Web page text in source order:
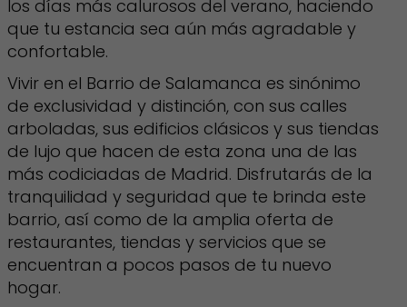
los días más calurosos del verano, haciendo
que tu estancia sea aún más agradable y
confortable.
Vivir en el Barrio de Salamanca es sinónimo
de exclusividad y distinción, con sus calles
arboladas, sus edificios clásicos y sus tiendas
de lujo que hacen de esta zona una de las
más codiciadas de Madrid. Disfrutarás de la
tranquilidad y seguridad que te brinda este
barrio, así como de la amplia oferta de
restaurantes, tiendas y servicios que se
encuentran a pocos pasos de tu nuevo
hogar.